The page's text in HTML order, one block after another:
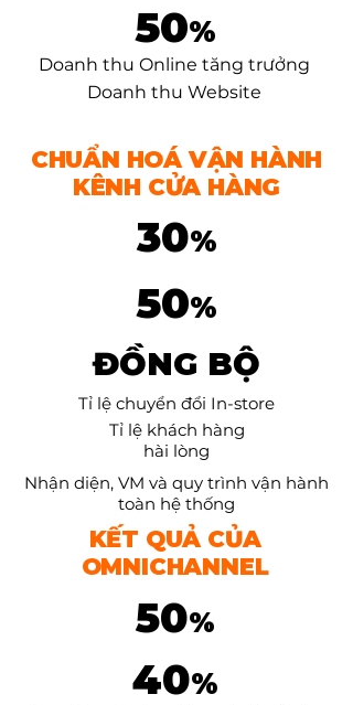
50%
Doanh thu Online tăng trưởng
Doanh thu Website
CHUẨN HOÁ VẬN HÀNH
KÊNH CỬA HÀNG
30%
50%
ĐỒNG BỘ
Tỉ lệ chuyển đổi In-store
Tỉ lệ khách hàng
hài lòng
Nhận diện, VM và quy trình vận hành
toàn hệ thống
KẾT QUẢ CỦA
OMNICHANNEL
50%
40%